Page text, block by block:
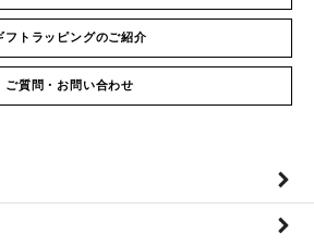
フトラッピングのご紹介
ご質問・お問い合わせ